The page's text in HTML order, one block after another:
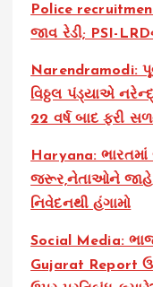
Police
જાવ રેડી; PSI-
Narendramodi:
વિઠ્ઠલ પંડ્યાએ
22 વર્ષ બાદ ફરી
Haryana:
જરૂર,નેતાઓને
નિવેદનથી હંગામો
Social Media:
Gujarat Report